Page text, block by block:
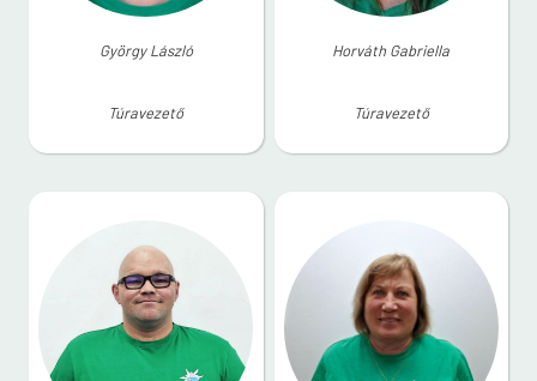
György László
Túravezető
Horváth Gabriella
Túravezető